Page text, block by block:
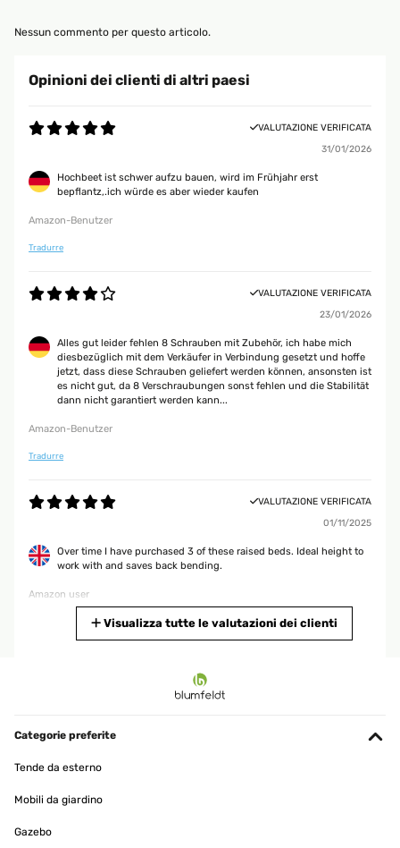
Nessun commento per questo articolo.
Opinioni dei clienti di altri paesi
VALUTAZIONE VERIFICATA
31/01/2026
Hochbeet ist schwer aufzu bauen, wird im Frühjahr erst
bepflantz,.ich würde es aber wieder kaufen
Amazon-Benutzer
Tradurre
VALUTAZIONE VERIFICATA
23/01/2026
Alles gut leider fehlen 8 Schrauben mit Zubehör, ich habe mich
diesbezüglich mit dem Verkäufer in Verbindung gesetzt und hoffe
jetzt, dass diese Schrauben geliefert werden können, ansonsten ist
es nicht gut, da 8 Verschraubungen sonst fehlen und die Stabilität
dann nicht garantiert werden kann...
Amazon-Benutzer
Tradurre
VALUTAZIONE VERIFICATA
01/11/2025
Over time I have purchased 3 of these raised beds. Ideal height to
work with and saves back bending.
Amazon user
Visualizza tutte le valutazioni dei clienti
Categorie preferite
Tende da esterno
Mobili da giardino
Gazebo